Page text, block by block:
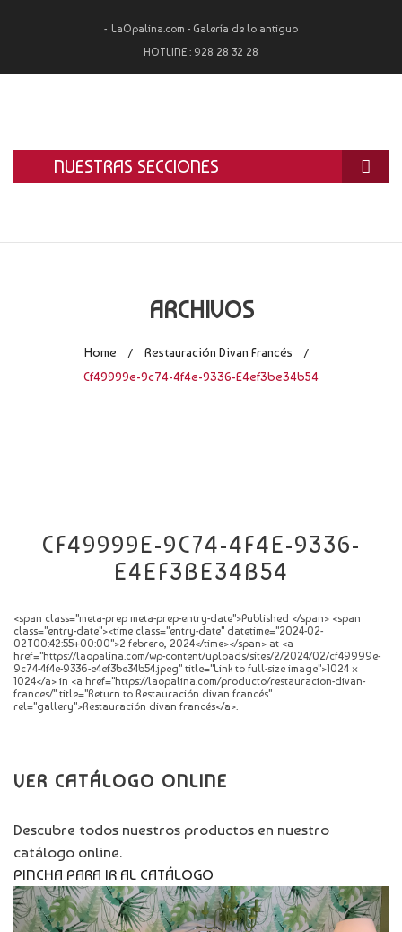
LaOpalina.com - Galería de lo antiguo
HOTLINE : 928 28 32 28
NUESTRAS SECCIONES
LA OPALINA
TASACIÓN Y COMPRA
ARCHIVOS
Home / Restauración Divan Francés /
Cf49999e-9c74-4f4e-9336-E4ef3be34b54
CF49999E-9C74-4F4E-9336-
E4EF3BE34B54
<span class="meta-prep meta-prep-entry-date">Published </span> <span
class="entry-date"><time class="entry-date" datetime="2024-02-
02T00:42:55+00:00">2 febrero, 2024</time></span> at <a
href="https://laopalina.com/wp-content/uploads/sites/2/2024/02/cf49999e-
9c74-4f4e-9336-e4ef3be34b54.jpeg" title="Link to full-size image">1024 ×
1024</a> in <a href="https://laopalina.com/producto/restauracion-divan-
frances/" title="Return to Restauración divan francés"
rel="gallery">Restauración divan francés</a>.
VER CATÁLOGO ONLINE
Descubre todos nuestros productos en nuestro
catálogo online.
PINCHA PARA IR AL CATÁLOGO